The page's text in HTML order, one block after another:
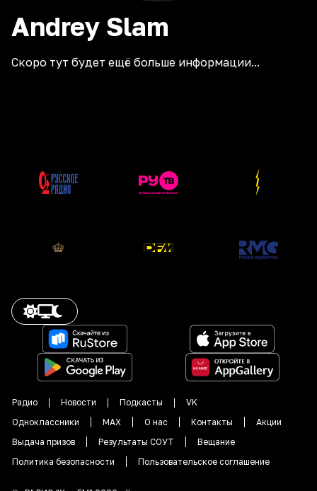
Andrey Slam
Скоро тут будет ещё больше информации...
Радио Новости Подкасты
VK
Одноклассники
MAX О нас Контакты
Акции
Выдача призов
Результаты СОУТ
Вещание
Политика безопасности
Пользовательское соглашение